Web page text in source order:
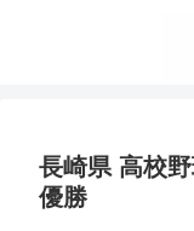
長崎県 高校
優勝